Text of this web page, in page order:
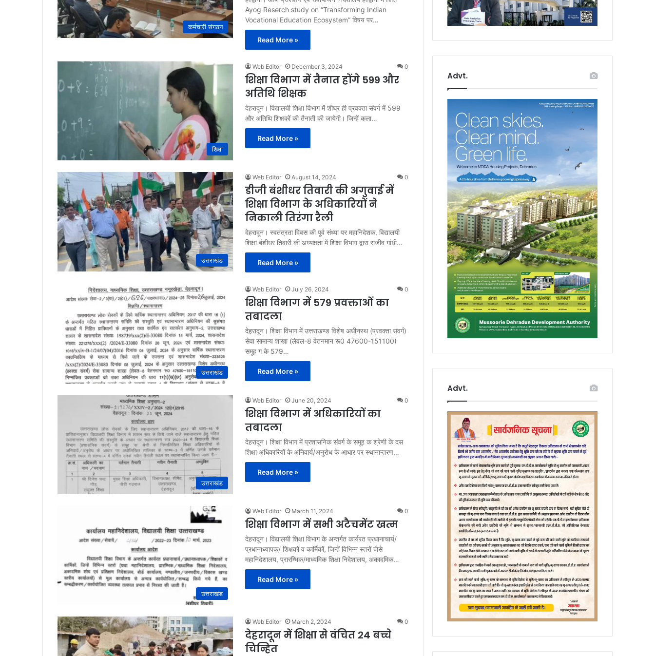
कर्मचारी संगठन
Ayog Reserch study on “Transforming Indian
Vocational Education Ecosystem” विषय पर…
Read More »
शिक्षा
Web Editor December 3, 2024 0
शिक्षा विभाग में तैनात होंगे 599 और
अतिथि शिक्षक
देहरादून। विद्यालयी शिक्षा विभाग में शीघ्र ही प्रवक्ता संवर्ग में 599
और अतिथि शिक्षकों की तैनाती की जायेगी। जिन्हें कला…
Read More »
उत्तराखंड
Web Editor August 14, 2024 0
डीजी बंशीधर तिवारी की अगुवाई में
शिक्षा विभाग के अधिकारियों ने
निकाली तिरंगा रैली
देहरादून। स्वतंत्रता दिवस की पूर्व संध्या पर महानिदेशक, विद्यालयी
शिक्षा बंशीधर तिवारी की अध्यक्षता में शिक्षा विभाग द्वारा राजीव गांधी…
Read More »
उत्तराखंड
Web Editor July 26, 2024 0
शिक्षा विभाग में 579 प्रवक्ताओं का
तबादला
देहरादून। शिक्षा विभाग में उत्तराखण्ड विशेष अधीनस्थ (प्रवक्ता संवर्ग)
सेवा सामान्य शाखा (लेवल-8 वेतनमान रू0 47600-151100)
समूह ग के 579…
Read More »
उत्तराखंड
Web Editor June 20, 2024 0
शिक्षा विभाग में अधिकारियों का
तबादला
देहरादून। शिक्षा विभाग में प्रशासनिक संवर्ग के समूह क श्रेणी के दस
शिक्षा अधिकारियों के अनिवार्य/अनुरोध के आधार पर स्थानान्तरण…
Read More »
उत्तराखंड
Web Editor March 11, 2024 0
शिक्षा विभाग में सभी अटैचमेंट खत्म
देहरादून। विद्यालयी शिक्षा विभाग के अन्तर्गत कार्यरत प्रधानाचार्य/
प्रधानाध्यापक/ शिक्षकों व कार्मिकों, जिन्हें विभिन्न स्तरों जैसे
महानिदेशालय, प्रारम्भिक/माध्यमिक शिक्षा निदेशालय, अकादमिक…
Read More »
Web Editor March 2, 2024 0
देहरादून में शिक्षा से वंचित 24 बच्चे
चिन्हित
Advt.
Advt.